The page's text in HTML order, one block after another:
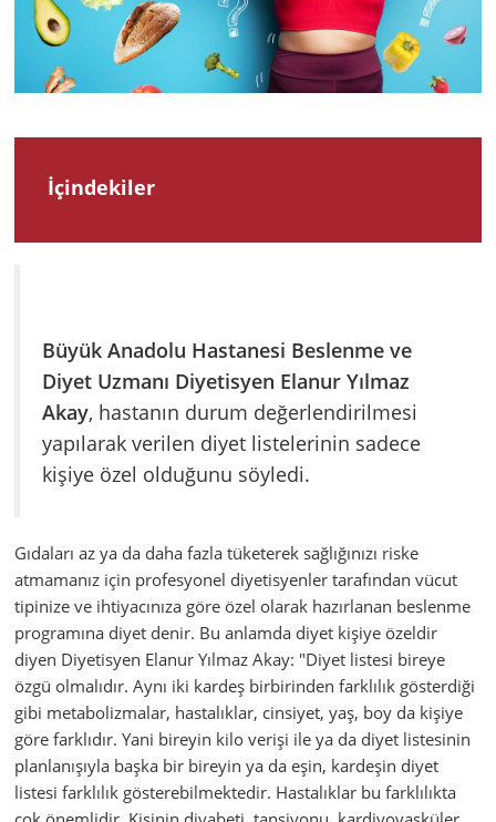
İçindekiler
Büyük Anadolu Hastanesi Beslenme ve
Diyet Uzmanı Diyetisyen Elanur Yılmaz
Akay, hastanın durum değerlendirilmesi
yapılarak verilen diyet listelerinin sadece
kişiye özel olduğunu söyledi.
Gıdaları az ya da daha fazla tüketerek sağlığınızı riske
atmamanız için profesyonel diyetisyenler tarafından vücut
tipinize ve ihtiyacınıza göre özel olarak hazırlanan beslenme
programına diyet denir. Bu anlamda diyet kişiye özeldir
diyen Diyetisyen Elanur Yılmaz Akay: "Diyet listesi bireye
özgü olmalıdır. Aynı iki kardeş birbirinden farklılık gösterdiği
gibi metabolizmalar, hastalıklar, cinsiyet, yaş, boy da kişiye
göre farklıdır. Yani bireyin kilo verişi ile ya da diyet listesinin
planlanışıyla başka bir bireyin ya da eşin, kardeşin diyet
listesi farklılık gösterebilmektedir. Hastalıklar bu farklılıkta